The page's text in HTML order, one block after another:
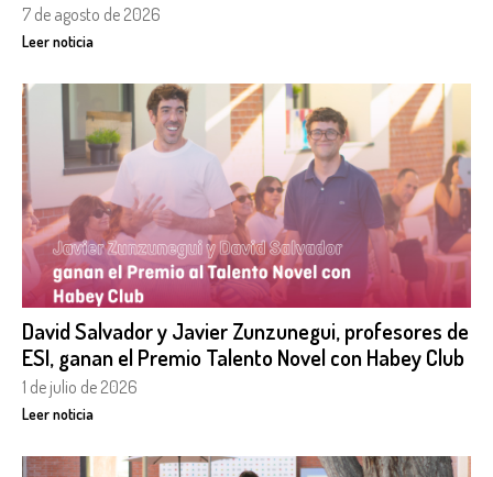
7 de agosto de 2026
Leer noticia
David Salvador y Javier Zunzunegui, profesores de
ESI, ganan el Premio Talento Novel con Habey Club
1 de julio de 2026
Leer noticia